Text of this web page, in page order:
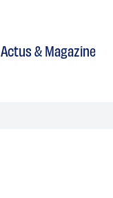
Actus & Magazine